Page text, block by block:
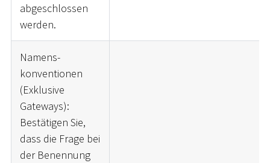
abgeschlossen
werden.
Namens-
konventionen
(Exklusive
Gateways):
Bestätigen Sie,
dass die Frage bei
der Benennung